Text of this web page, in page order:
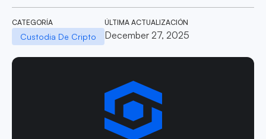
CATEGORÍA
Custodia De Cripto
ÚLTIMA ACTUALIZACIÓN
December 27, 2025